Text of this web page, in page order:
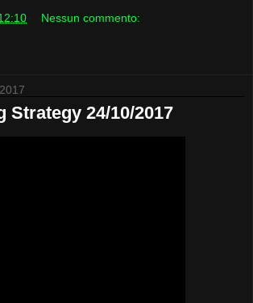
Nessun commento:
Strategy 24/10/2017